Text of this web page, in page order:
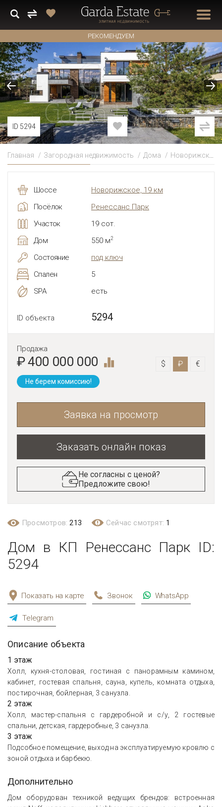
РЕКОМЕНДУЕМ
ID 5294
Главная Загородная недвижимость Дома Новорижское
Шоссе
Новорижское, 19 км
Посёлок
Ренессанс Парк
Участок
19 сот.
Дом
550 м2
Состояние
под ключ
Спален
5
SPA
есть
ID объекта 5294
Продажа
₽ 400 000 000 $ ₽ €
Не берем комиссию!
Заявка на просмотр
Заказать онлайн показ
Не согласны с ценой?
Предложите свою!
Просмотров:213 Сейчас смотрят: 1
Дом в КП Ренессанс Парк ID:
5294
Показать на карте Звонок WhatsApp
Telegram
Описание объекта
1 этаж
Холл, кухня-столовая, гостиная с панорамным камином,
кабинет, гостевая спальня, сауна, купель, комната отдыха,
постирочная, бойлерная, 3 санузла.
2 этаж
Холл, мастер-спальня с гардеробной и с/у, 2 гостевые
спальни, детская, гардеробные, 3 санузла.
3 этаж
Подсобное помещение, выход на эксплуатируемую кровлю с
зоной отдыха и барбекю.
Дополнительно
Дом оборудован техникой ведущих брендов: встроенная